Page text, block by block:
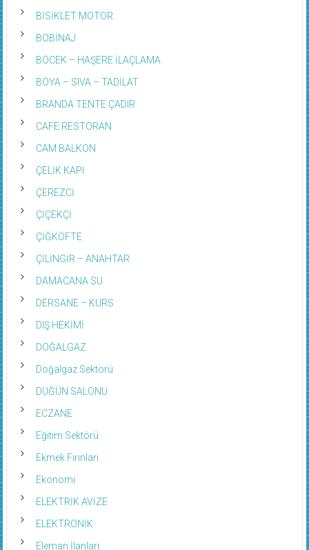
BİSİKLET MOTOR
BOBİNAJ
BÖCEK – HAŞERE İLAÇLAMA
BOYA – SIVA – TADİLAT
BRANDA TENTE ÇADIR
CAFE RESTORAN
CAM BALKON
ÇELİK KAPI
ÇEREZCİ
ÇİÇEKÇİ
ÇİĞKÖFTE
ÇİLİNGİR – ANAHTAR
DAMACANA SU
DERSANE – KURS
DIŞ HEKİMİ
DOĞALGAZ
Doğalgaz Sektörü
DÜĞÜN SALONU
ECZANE
Eğitim Sektörü
Ekmek Fırınları
Ekonomi
ELEKTRİK AVİZE
ELEKTRONİK
Eleman İlanları